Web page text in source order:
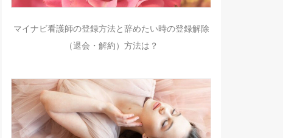
マイナビ看護師の登録方法と辞めたい時の登録解除
（退会・解約）方法は？